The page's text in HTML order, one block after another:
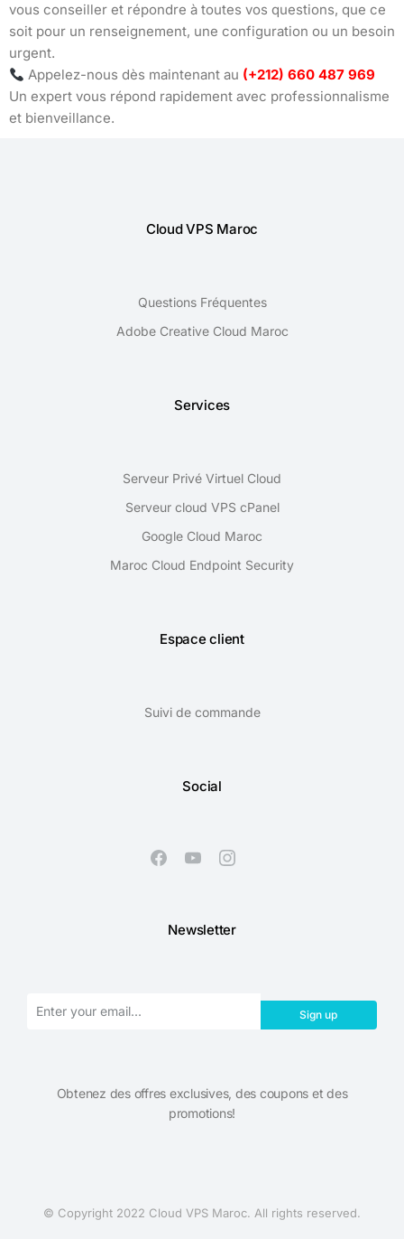
vous conseiller et répondre à toutes vos questions, que ce
soit pour un renseignement, une configuration ou un besoin
urgent.
Appelez-nous dès maintenant au (+212) 660 487 969
Un expert vous répond rapidement avec professionnalisme
et bienveillance.
Cloud VPS Maroc
Questions Fréquentes
Adobe Creative Cloud Maroc
Services
Serveur Privé Virtuel Cloud
Serveur cloud VPS cPanel
Google Cloud Maroc
Maroc Cloud Endpoint Security
Espace client
Suivi de commande
Social
Newsletter
Sign up
Obtenez des offres exclusives, des coupons et des
promotions!​
© Copyright 2022 Cloud VPS Maroc. All rights reserved.